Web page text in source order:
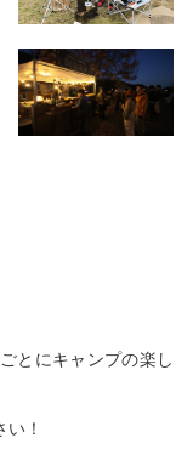
とにキャンプの楽し
！